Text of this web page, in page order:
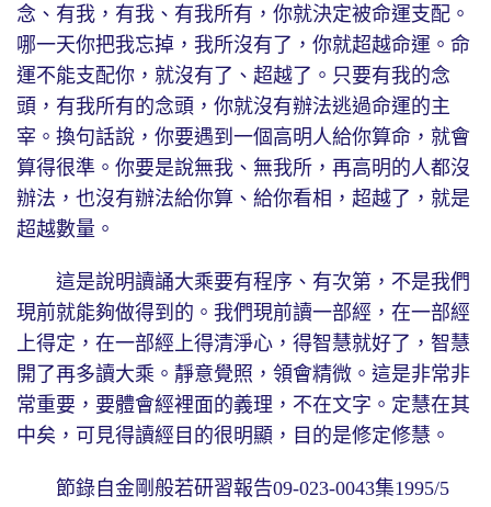
念、有我，有我、有我所有，你就決定被命運支配。
哪一天你把我忘掉，我所沒有了，你就超越命運。命
運不能支配你，就沒有了、超越了。只要有我的念
頭，有我所有的念頭，你就沒有辦法逃過命運的主
宰。換句話說，你要遇到一個高明人給你算命，就會
算得很準。你要是說無我、無我所，再高明的人都沒
辦法，也沒有辦法給你算、給你看相，超越了，就是
超越數量。
這是說明讀誦大乘要有程序、有次第，不是我們
現前就能夠做得到的。我們現前讀一部經，在一部經
上得定，在一部經上得清淨心，得智慧就好了，智慧
開了再多讀大乘。靜意覺照，領會精微。這是非常非
常重要，要體會經裡面的義理，不在文字。定慧在其
中矣，可見得讀經目的很明顯，目的是修定修慧。
節錄自金剛般若研習報告09-023-0043集1995/5